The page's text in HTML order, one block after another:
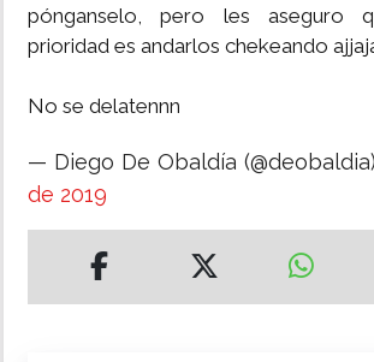
pónganselo, pero les aseguro
prioridad es andarlos chekeando
No se delatennn
— Diego De Obaldía (@deobaldia)
de 2019